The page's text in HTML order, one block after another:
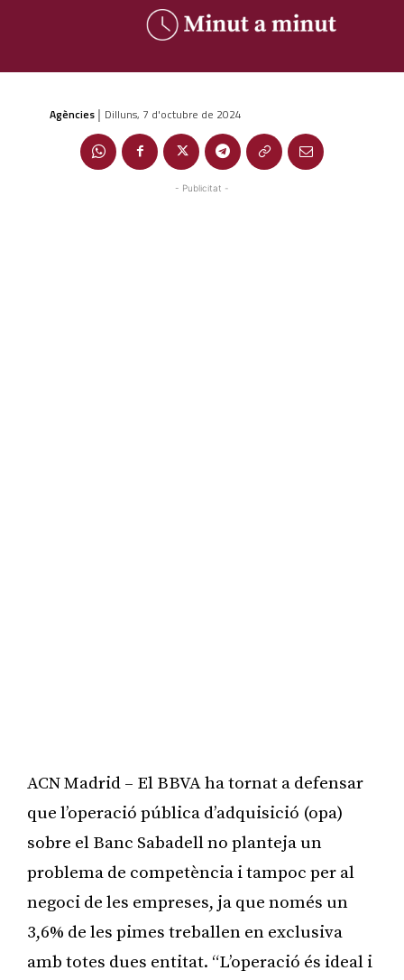
Agències | Dilluns, 7 d'octubre de 2024
- Publicitat -
ACN Madrid – El BBVA ha tornat a defensar
que l’operació pública d’adquisició (opa)
sobre el Banc Sabadell no planteja un
problema de competència i tampoc per al
negoci de les empreses, ja que només un
3,6% de les pimes treballen en exclusiva
amb totes dues entitat. “L’operació és ideal i